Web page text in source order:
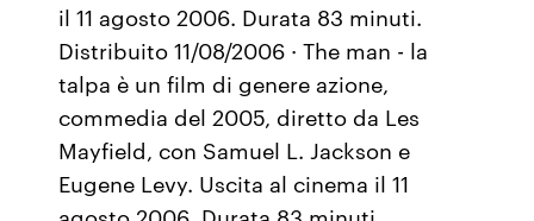
il 11 agosto 2006. Durata 83 minuti.
Distribuito 11/08/2006 · The man - la
talpa è un film di genere azione,
commedia del 2005, diretto da Les
Mayfield, con Samuel L. Jackson e
Eugene Levy. Uscita al cinema il 11